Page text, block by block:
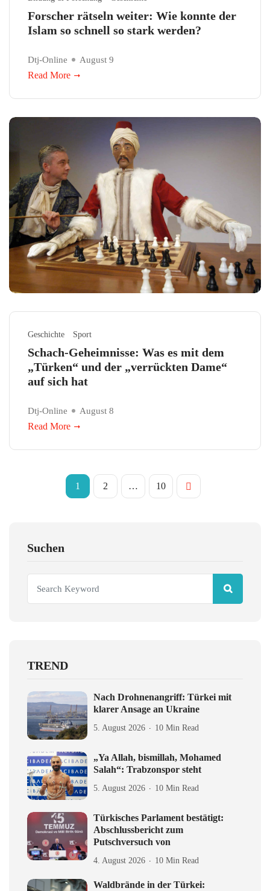
Forscher rätseln weiter: Wie konnte der
Islam so schnell so stark werden?
Dtj-Online August 9
Read More
Geschichte Sport
Schach-Geheimnisse: Was es mit dem
„Türken“ und der „verrückten Dame“
auf sich hat
Dtj-Online August 8
Read More
1 2 … 10
Suchen
TREND
Nach Drohnenangriff: Türkei mit
klarer Ansage an Ukraine
5. August 2026 10 Min Read
„Ya Allah, bismillah, Mohamed
Salah“: Trabzonspor steht
5. August 2026 10 Min Read
Türkisches Parlament bestätigt:
Abschlussbericht zum
Putschversuch von
4. August 2026 10 Min Read
Waldbrände in der Türkei: